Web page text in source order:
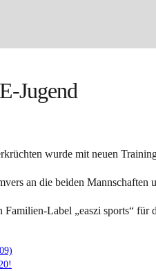
Jugend
wurde mit neuen
an die beiden
Label „easzi sports“ für